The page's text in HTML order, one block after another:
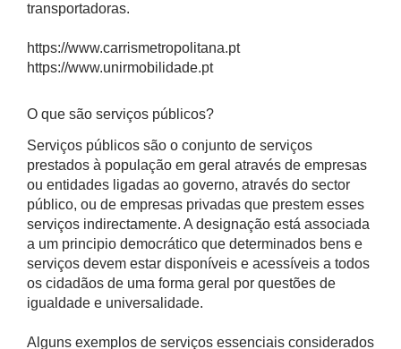
transportadoras.
https://www.carrismetropolitana.pt
https://www.unirmobilidade.pt
O que são serviços públicos?
Serviços públicos são o conjunto de serviços
prestados à população em geral através de empresas
ou entidades ligadas ao governo, através do sector
público, ou de empresas privadas que prestem esses
serviços indirectamente. A designação está associada
a um principio democrático que determinados bens e
serviços devem estar disponíveis e acessíveis a todos
os cidadãos de uma forma geral por questões de
igualdade e universalidade.
Alguns exemplos de serviços essenciais considerados